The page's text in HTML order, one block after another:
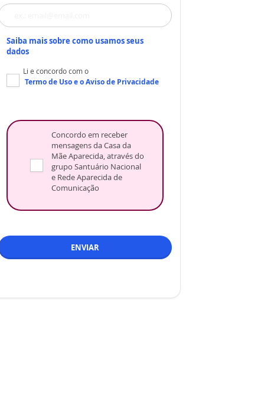
Saiba mais sobre como usamos seus
dados
Li e concordo com o
Termo de Usoe oAviso de Privacidade
Concordo em receber
mensagens da Casa da
Mãe Aparecida, através do
grupo Santuário Nacional
e Rede Aparecida de
Comunicação
ENVIAR